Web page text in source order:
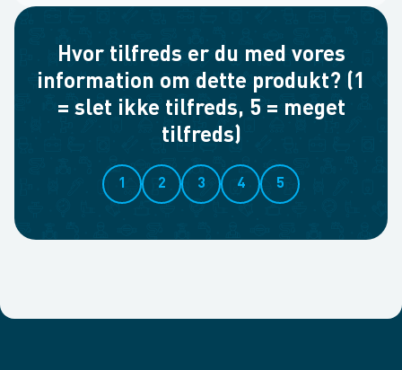
Hvor tilfreds er du med vores
information om dette produkt? (1
= slet ikke tilfreds, 5 = meget
tilfreds)
1 2 3 4 5